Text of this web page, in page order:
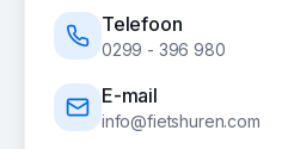
Telefoon
0299 - 396 980
E-mail
info@fietshuren.com